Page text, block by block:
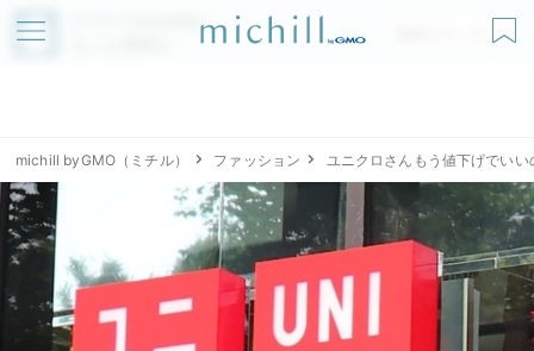
アプリでmichillが
無料ダウンロード
michill byGMO（ミチル） ファッション ユニクロさんもう値下げでい